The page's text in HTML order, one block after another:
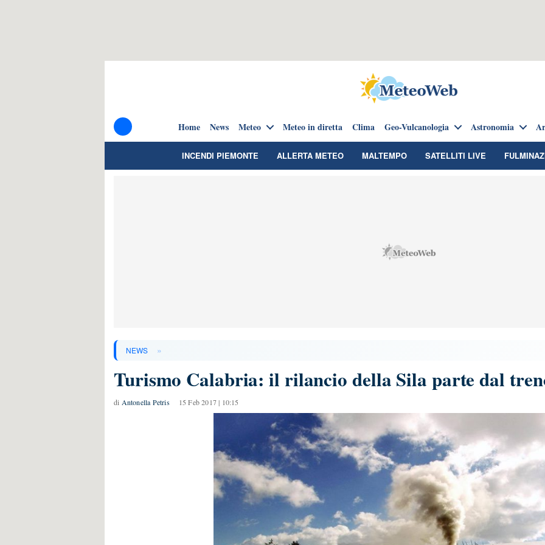
Home News Meteo Meteo in diretta Clima Geo-Vulcanologia Astronomia
INCENDI PIEMONTE ALLERTA METEO MALTEMPO SATELLITI LIVE
NEWS »
Turismo Calabria: il rilancio della Sila parte dal
di Antonella Petris 15 Feb 2017 | 10:15